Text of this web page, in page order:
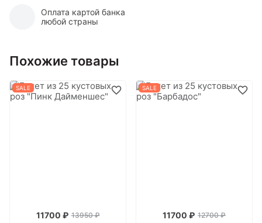
Оплата картой банка
любой страны
Похожие товары
SALE
11700 ₽ 13950 ₽
SALE
11700 ₽ 12700 ₽